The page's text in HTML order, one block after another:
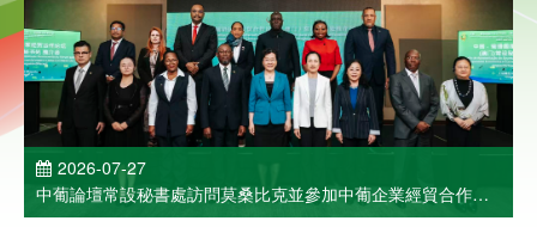
2026-07-27
中葡論壇常設秘書處訪問莫桑比克並參加中葡企業經貿合作洽
談會